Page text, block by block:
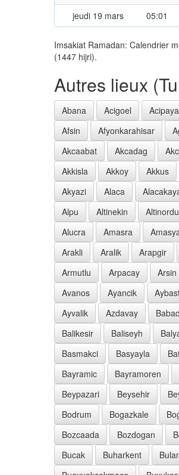
jeudi 19 mars
05:01
Imsakiat Ramadan: Calendrier
(1447 hijri).
Autres lieux
Abana Acigoel
Afsin
Afyonkarahisar
Akcaabat
Akcadag
Akkisla
Akkoy Akkus
Akyazi
Alaca
Alpu
Altinekin Altinordu
Alucra
Amasra
Arakli
Aralik Arapgir
Armutlu
Arpacay Arsin
Avanos
Ayancik
Ayvalik
Azdavay
Balikesir
Baliseyh
Basmakci
Basyayla
Bayramic
Bayramoren
Beypazari
Beysehir
Bodrum
Bogazkale
Bozcaada
Bozdogan
Bucak
Buharkent